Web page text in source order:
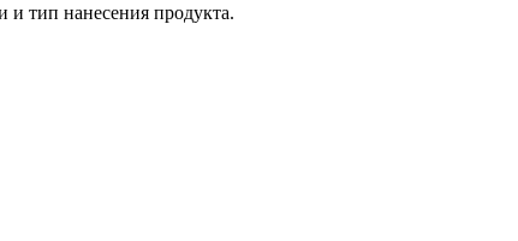
тип нанесения продукта.